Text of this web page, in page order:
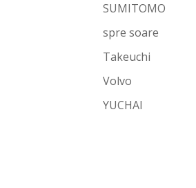
SUMITOMO
spre soare
Takeuchi
Volvo
YUCHAI